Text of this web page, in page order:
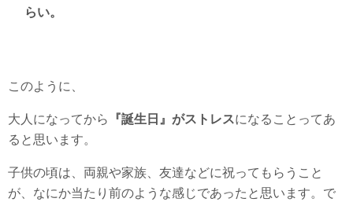
らい。
このように、
大人になってから 『誕生日』がストレスになることってあ
ると思います。
子供の頃は、両親や家族、友達などに祝ってもらうこと
が、なにか当たり前のような感じであったと思います。で